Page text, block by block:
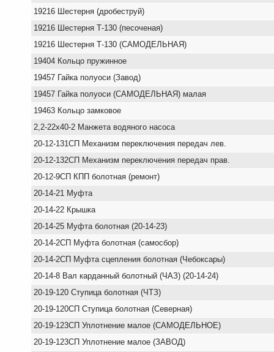
19216 Шестерня (дробеструй)
19216 Шестерня Т-130 (песоченая)
19216 Шестерня Т-130 (САМОДЕЛЬНАЯ)
19404 Кольцо пружинное
19457 Гайка полуоси (Завод)
19457 Гайка полуоси (САМОДЕЛЬНАЯ) малая
19463 Кольцо замковое
2,2-22х40-2 Манжета водяного насоса
20-12-131СП Механизм переключения передач лев.
20-12-132СП Механизм переключения передач прав.
20-12-9СП КПП болотная (ремонт)
20-14-21 Муфта
20-14-22 Крышка
20-14-25 Муфта болотная (20-14-23)
20-14-2СП Муфта болотная (самосбор)
20-14-2СП Муфта сцепления болотная (Чебоксары)
20-14-8 Вал карданный болотный (ЧАЗ) (20-14-24)
20-19-120 Ступица болотная (ЧТЗ)
20-19-120СП Ступица болотная (Северная)
20-19-123СП Уплотнение малое (САМОДЕЛЬНОЕ)
20-19-123СП Уплотнение малое (ЗАВОД)